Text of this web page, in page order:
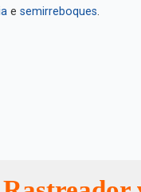
e semirreboques.